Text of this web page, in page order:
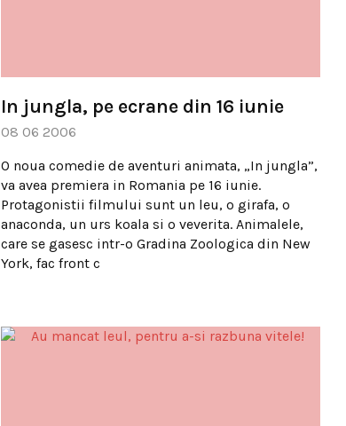
In jungla, pe ecrane din 16 iunie
08 06 2006
O noua comedie de aventuri animata, „In jungla”,
va avea premiera in Romania pe 16 iunie.
Protagonistii filmului sunt un leu, o girafa, o
anaconda, un urs koala si o veverita. Animalele,
care se gasesc intr-o Gradina Zoologica din New
York, fac front c